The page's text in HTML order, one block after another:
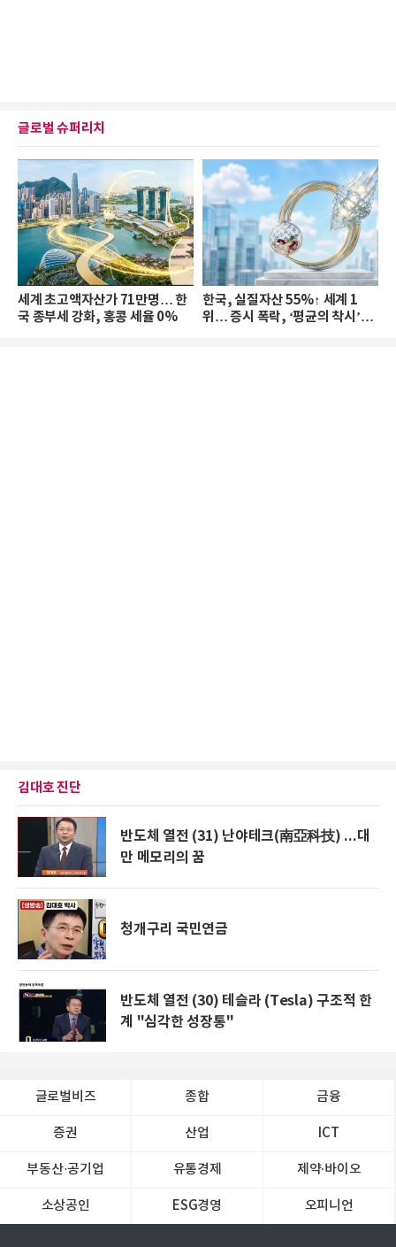
글로벌 슈퍼리치
세계 초고액자산가 71만명… 한
국 종부세 강화, 홍콩 세율 0%
한국, 실질자산 55%↑ 세계 1
위… 증시 폭락, ‘평균의 착시’와
김대호 진단
반도체 열전 (31) 난야테크(南亞科技) ...대
만 메모리의 꿈
청개구리 국민연금
반도체 열전 (30) 테슬라 (Tesla) 구조적 한
계 "심각한 성장통"
글로벌비즈 종합 금융
증권 산업 ICT
부동산·공기업 유통경제 제약∙바이오
소상공인 ESG경영 오피니언